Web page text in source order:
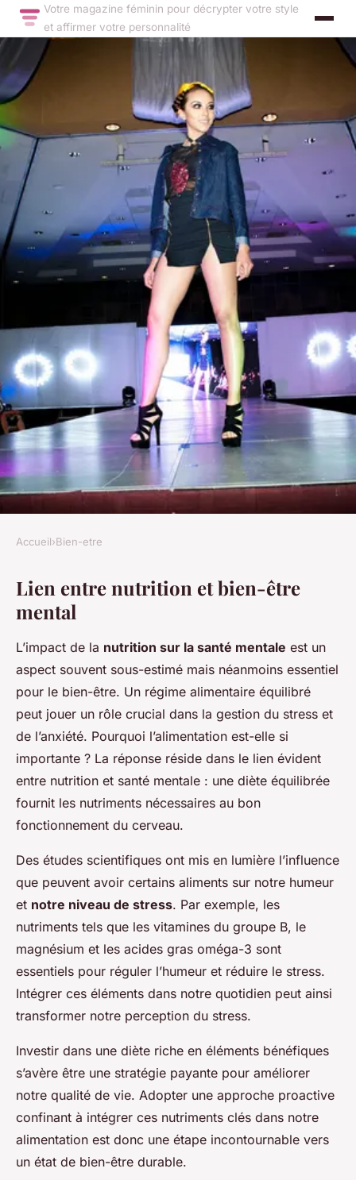
Votre magazine féminin pour décrypter votre style
et affirmer votre personnalité
Nutrition et Sérénité : Manger
pour Vaincre le Stress et
Retrouver l'Équilibre
Nina • 23 février 2025 • 5 min de lecture
Accueil›Bien-etre
Lien entre nutrition et bien-être
mental
L’impact de la nutrition sur la santé mentale est un
aspect souvent sous-estimé mais néanmoins essentiel
pour le bien-être. Un régime alimentaire équilibré
peut jouer un rôle crucial dans la gestion du stress et
de l’anxiété. Pourquoi l’alimentation est-elle si
importante ? La réponse réside dans le lien évident
entre nutrition et santé mentale : une diète équilibrée
fournit les nutriments nécessaires au bon
fonctionnement du cerveau.
Des études scientifiques ont mis en lumière l’influence
que peuvent avoir certains aliments sur notre humeur
et notre niveau de stress. Par exemple, les
nutriments tels que les vitamines du groupe B, le
magnésium et les acides gras oméga-3 sont
essentiels pour réguler l’humeur et réduire le stress.
Intégrer ces éléments dans notre quotidien peut ainsi
transformer notre perception du stress.
Investir dans une diète riche en éléments bénéfiques
s’avère être une stratégie payante pour améliorer
notre qualité de vie. Adopter une approche proactive
confinant à intégrer ces nutriments clés dans notre
alimentation est donc une étape incontournable vers
un état de bien-être durable.